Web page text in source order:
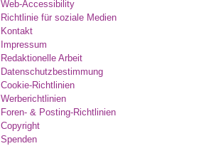
Web-Accessibility
Richtlinie für soziale Medien
Kontakt
Impressum
Redaktionelle Arbeit
Datenschutzbestimmung
Cookie-Richtlinien
Werberichtlinien
Foren- & Posting-Richtlinien
Copyright
Spenden